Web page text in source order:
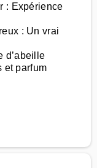
: Expérience
: Un vrai
d’abeille
et parfum